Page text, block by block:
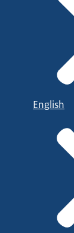
English